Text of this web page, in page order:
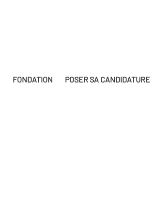
FONDATION POSER SA CANDIDATURE